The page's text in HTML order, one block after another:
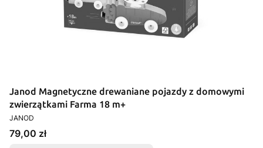
Janod Magnetyczne drewaniane pojazdy z domowymi
zwierzątkami Farma 18 m+
PRODUCENT
JANOD
Cena
79,00 zł